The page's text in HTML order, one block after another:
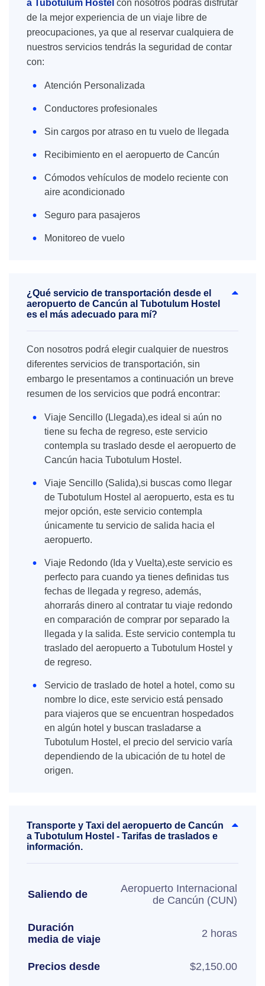
a Tubotulum Hostel con nosotros podrás disfrutar
de la mejor experiencia de un viaje libre de
preocupaciones, ya que al reservar cualquiera de
nuestros servicios tendrás la seguridad de contar
con:
Atención Personalizada
Conductores profesionales
Sin cargos por atraso en tu vuelo de llegada
Recibimiento en el aeropuerto de Cancún
Cómodos vehículos de modelo reciente con
aire acondicionado
Seguro para pasajeros
Monitoreo de vuelo
¿Qué servicio de transportación desde el
aeropuerto de Cancún al Tubotulum Hostel
es el más adecuado para mí?
Con nosotros podrá elegir cualquier de nuestros
diferentes servicios de transportación, sin
embargo le presentamos a continuación un breve
resumen de los servicios que podrá encontrar:
Viaje Sencillo (Llegada),es ideal si aún no
tiene su fecha de regreso, este servicio
contempla su traslado desde el aeropuerto de
Cancún hacia Tubotulum Hostel.
Viaje Sencillo (Salida),si buscas como llegar
de Tubotulum Hostel al aeropuerto, esta es tu
mejor opción, este servicio contempla
únicamente tu servicio de salida hacia el
aeropuerto.
Viaje Redondo (Ida y Vuelta),este servicio es
perfecto para cuando ya tienes definidas tus
fechas de llegada y regreso, además,
ahorrarás dinero al contratar tu viaje redondo
en comparación de comprar por separado la
llegada y la salida. Este servicio contempla tu
traslado del aeropuerto a Tubotulum Hostel y
de regreso.
Servicio de traslado de hotel a hotel, como su
nombre lo dice, este servicio está pensado
para viajeros que se encuentran hospedados
en algún hotel y buscan trasladarse a
Tubotulum Hostel, el precio del servicio varía
dependiendo de la ubicación de tu hotel de
origen.
Transporte y Taxi del aeropuerto de Cancún
a Tubotulum Hostel - Tarifas de traslados e
información.
Saliendo de
Aeropuerto Internacional
de Cancún (CUN)
Duración
media de viaje
2 horas
Precios desde $2,150.00